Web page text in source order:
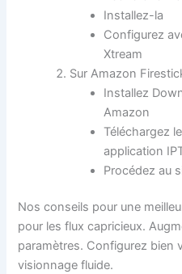
Installez-la
Configurez
Xtream
Sur Amazon
Installez
Amazon
Téléchargez
application
Procédez au
Nos conseils pour une
pour les flux capricieux.
paramètres. Configurez bien
visionnage fluide.